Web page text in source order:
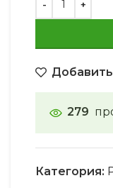
279
Категория: